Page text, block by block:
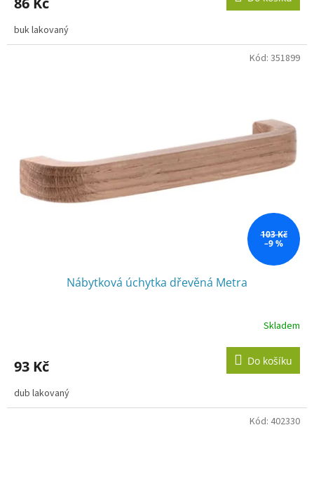
buk lakovaný
103 Kč
–9 %
Nábytková úchytka dřevěná Metra
Skladem
93 Kč Do košíku
dub lakovaný
Kód: 351899
Kód: 402330